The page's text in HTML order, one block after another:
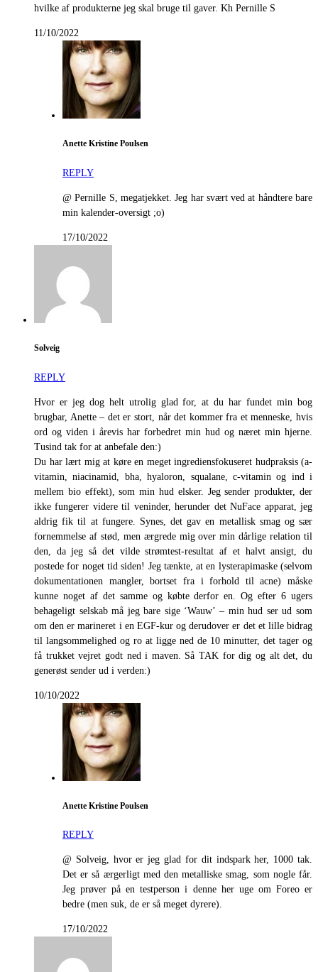
hvilke af produkterne jeg skal bruge til gaver. Kh Pernille S
11/10/2022
Anette Kristine Poulsen
REPLY
@ Pernille S, megatjekket. Jeg har svært ved at håndtere bare
min kalender-oversigt ;o)
17/10/2022
Solveig
REPLY
Hvor er jeg dog helt utrolig glad for, at du har fundet min bog
brugbar, Anette – det er stort, når det kommer fra et menneske, hvis
ord og viden i årevis har forbedret min hud og næret min hjerne.
Tusind tak for at anbefale den:)
Du har lært mig at køre en meget ingrediensfokuseret hudpraksis (a-
vitamin, niacinamid, bha, hyaloron, squalane, c-vitamin og ind i
mellem bio effekt), som min hud elsker. Jeg sender produkter, der
ikke fungerer videre til veninder, herunder det NuFace apparat, jeg
aldrig fik til at fungere. Synes, det gav en metallisk smag og sær
fornemmelse af stød, men ærgrede mig over min dårlige relation til
den, da jeg så det vilde strømtest-resultat af et halvt ansigt, du
postede for noget tid siden! Jeg tænkte, at en lysterapimaske (selvom
dokumentationen mangler, bortset fra i forhold til acne) måske
kunne noget af det samme og købte derfor en. Og efter 6 ugers
behageligt selskab må jeg bare sige ‘Wauw’ – min hud ser ud som
om den er marineret i en EGF-kur og derudover er det et lille bidrag
til langsommelighed og ro at ligge ned de 10 minutter, det tager og
få trukket vejret godt ned i maven. Så TAK for dig og alt det, du
generøst sender ud i verden:)
10/10/2022
Anette Kristine Poulsen
REPLY
@ Solveig, hvor er jeg glad for dit indspark her, 1000 tak.
Det er så ærgerligt med den metalliske smag, som nogle får.
Jeg prøver på en testperson i denne her uge om Foreo er
bedre (men suk, de er så meget dyrere).
17/10/2022